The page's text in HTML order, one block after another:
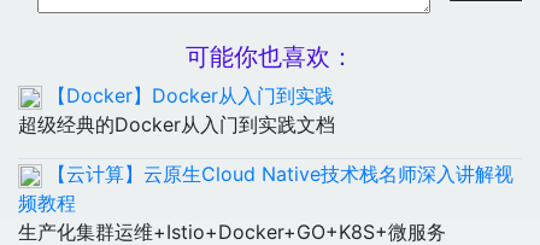
可能你也喜欢：
【Docker】Docker从入门到实践
超级经典的Docker从入门到实践文档
【云计算】云原生Cloud Native技术栈名师深入讲解视
频教程
生产化集群运维+Istio+Docker+GO+K8S+微服务